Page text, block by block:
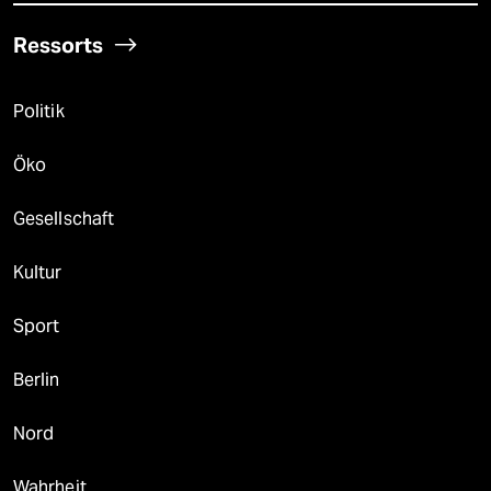
Ressorts
Politik
Öko
Gesellschaft
Kultur
Sport
Berlin
Nord